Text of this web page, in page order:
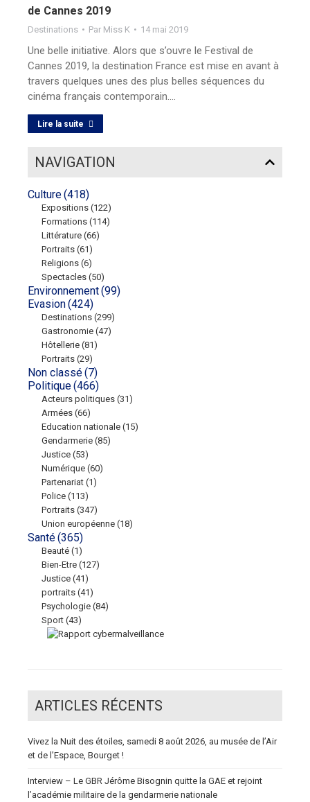
de Cannes 2019
Destinations Par Miss K 14 mai 2019
Une belle initiative. Alors que s’ouvre le Festival de
Cannes 2019, la destination France est mise en avant à
travers quelques unes des plus belles séquences du
cinéma français contemporain.…
Lire la suite
NAVIGATION
Culture(418)
Expositions (122)
Formations (114)
Littérature (66)
Portraits (61)
Religions (6)
Spectacles (50)
Environnement(99)
Evasion(424)
Destinations (299)
Gastronomie (47)
Hôtellerie (81)
Portraits (29)
Non classé(7)
Politique(466)
Acteurs politiques (31)
Armées (66)
Education nationale (15)
Gendarmerie (85)
Justice (53)
Numérique (60)
Partenariat (1)
Police (113)
Portraits (347)
Union européenne (18)
Santé(365)
Beauté (1)
Bien-Etre (127)
Justice (41)
portraits (41)
Psychologie (84)
Sport (43)
ARTICLES RÉCENTS
Vivez la Nuit des étoiles, samedi 8 août 2026, au musée de l’Air
et de l’Espace, Bourget !
Interview – Le GBR Jérôme Bisognin quitte la GAE et rejoint
l’académie militaire de la gendarmerie nationale